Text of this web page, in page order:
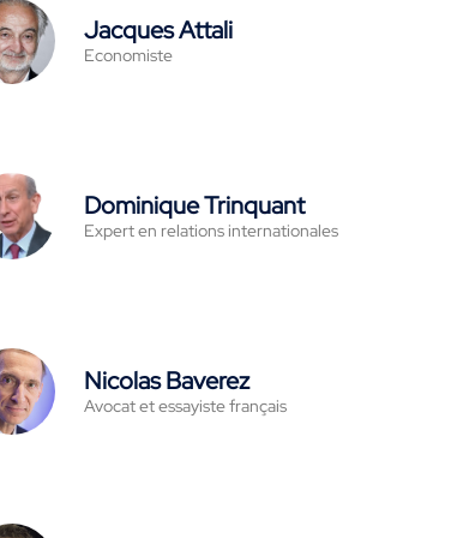
Jacques Attali
Economiste
Dominique Trinquant
Expert en relations internationales
Nicolas Baverez
Avocat et essayiste français